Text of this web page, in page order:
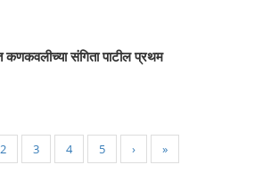
कणकवलीच्या संगिता पाटील प्रथम
2 3 4 5 › »